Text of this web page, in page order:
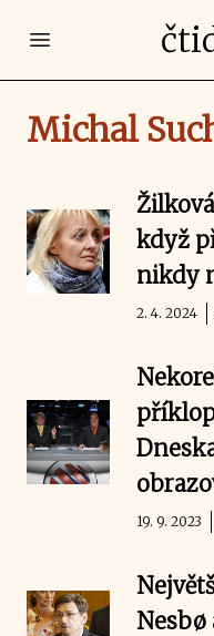
Open main menu
Michal
když
nikdy
2. 4. 2024
19. 9. 2023